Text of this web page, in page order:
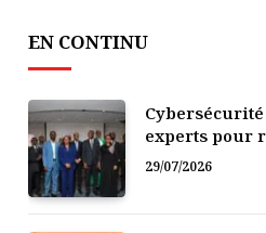
EN CONTINU
Cybersécurité
experts pour
numérique de
29/07/2026